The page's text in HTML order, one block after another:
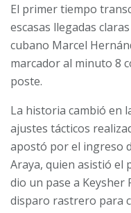
El primer tiempo
escasas llegadas
cubano Marcel
marcador al minuto 8
poste.
La historia cambió en
ajustes tácticos
apostó por el ingreso
Araya, quien asistió el
dio un pase a Keysher
disparo rastrero para